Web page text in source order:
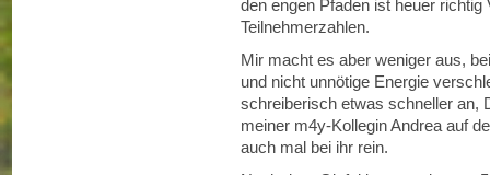
den engen Pfaden ist heuer
Teilnehmerzahlen.
Mir macht es aber weniger aus,
und nicht unnötige Energie
schreiberisch etwas schneller an,
meiner m4y-Kollegin Andrea auf
auch mal bei ihr rein.